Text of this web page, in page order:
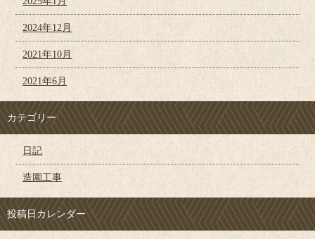
2024年12月
2021年10月
2021年6月
カテゴリー
日記
造園工事
投稿日カレンダー